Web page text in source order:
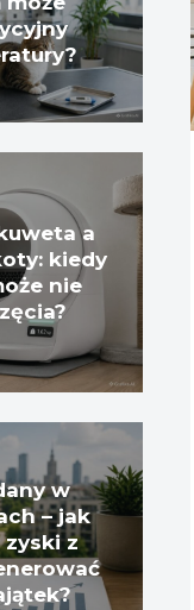
a
kiedy
nie
w
– jak
z